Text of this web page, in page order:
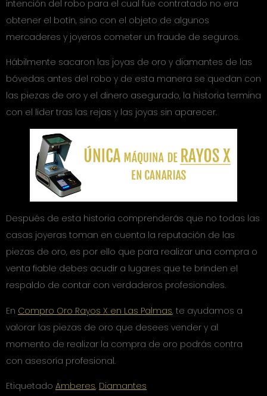
intención del robo para el cual fue contratado no era
obtener el botín, sino con el objeto de algunos
mercaderes y joyeros cometer un fraude de seguros.
Hábilmente sacaron las joyas de oro y diamantes de las
bóvedas antes del robo y de esta manera se quedan con
las piezas de oro y el dinero asegurado, la historia termina
con el líder tras las rejas y las joyas sin aparecer.
Después de esta historia comprenderás que no todas las
casas joyeras toman en cuenta la reputación de las
piezas de oro, es por ello que para realizar una compra o
venta fiable debes acudir a lugares que te brinden el
respaldo de contar con verdaderos profesionales.
En Compro Oro Rayos X en Las Palmas, te ayudamos a
valorar las piezas de oro que desees vender y al
momento de realizar la compra de oro podrás contra
con asesoría profesional.
Etiquetado Amberes, Diamantes